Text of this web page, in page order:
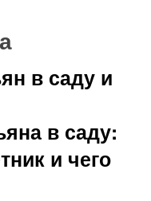
в саду и
в саду:
и чего